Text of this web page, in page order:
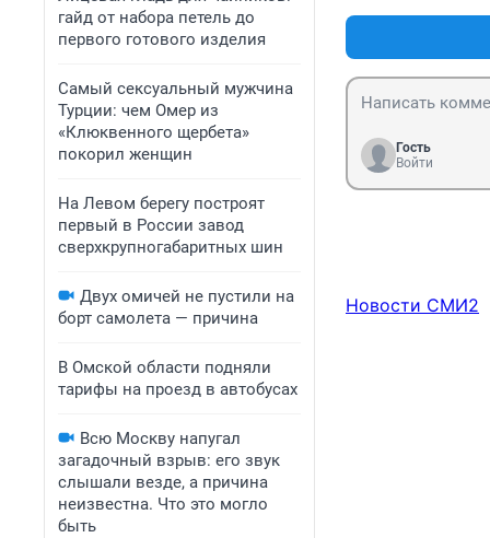
гайд от набора петель до
первого готового изделия
Самый сексуальный мужчина
Турции: чем Омер из
«Клюквенного щербета»
покорил женщин
На Левом берегу построят
первый в России завод
сверхкрупногабаритных шин
Двух омичей не пустили на
борт самолета — причина
В Омской области подняли
тарифы на проезд в автобусах
Всю Москву напугал
загадочный взрыв: его звук
слышали везде, а причина
неизвестна. Что это могло
быть
Гость
Войти
Новости СМИ2